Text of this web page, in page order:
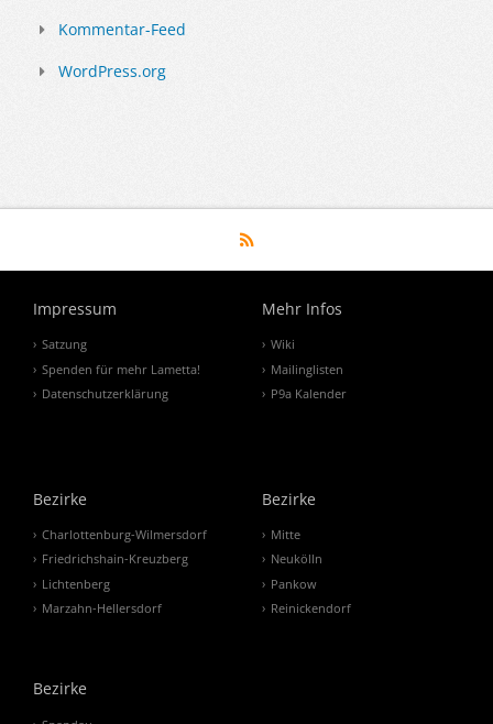
Kommentar-Feed
WordPress.org
Impressum
Satzung
Spenden für mehr Lametta!
Datenschutzerklärung
Mehr Infos
Wiki
Mailinglisten
P9a Kalender
Bezirke
Charlottenburg-Wilmersdorf
Friedrichshain-Kreuzberg
Lichtenberg
Marzahn-Hellersdorf
Bezirke
Mitte
Neukölln
Pankow
Reinickendorf
Bezirke